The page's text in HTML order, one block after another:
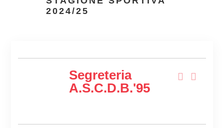
2024/25
Segreteria
A.s.c.d.B.'95